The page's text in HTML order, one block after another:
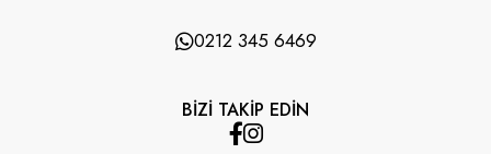
0212 345 6469
BİZİ TAKİP EDİN